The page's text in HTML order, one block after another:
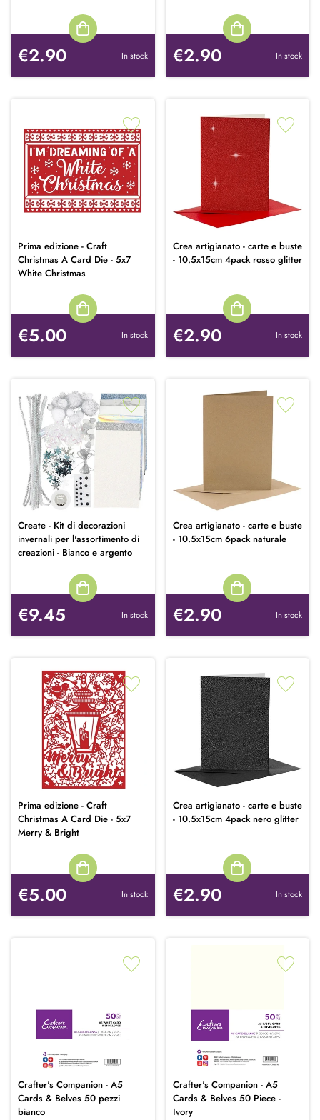
€2.90 In stock €2.90 In stock
Prima edizione - Craft
Christmas A Card Die - 5x7
White Christmas
€5.00 In stock
Crea artigianato - carte e buste
- 10.5x15cm 4pack rosso glitter
€2.90 In stock
Create - Kit di decorazioni
invernali per l'assortimento di
creazioni - Bianco e argento
€9.45 In stock
Crea artigianato - carte e buste
- 10.5x15cm 6pack naturale
€2.90 In stock
Prima edizione - Craft
Christmas A Card Die - 5x7
Merry & Bright
€5.00 In stock
Crea artigianato - carte e buste
- 10.5x15cm 4pack nero glitter
€2.90 In stock
Crafter's Companion - A5
Cards & Belves 50 pezzi
bianco
Crafter's Companion - A5
Cards & Belves 50 Piece -
Ivory